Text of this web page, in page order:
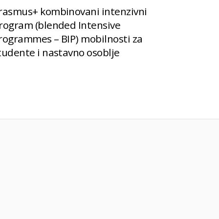
kombinovani intenzivni
(blended Intensive
– BIP) mobilnosti za
i nastavno osoblje